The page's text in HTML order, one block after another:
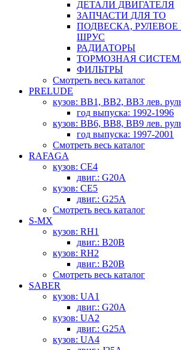
ДЕТАЛИ ДВИГАТЕЛЯ
ЗАПЧАСТИ ДЛЯ ТО
ПОДВЕСКА, РУЛЕВОЕ
ШРУС
РАДИАТОРЫ
ТОРМОЗНАЯ
ФИЛЬТРЫ
Смотреть весь каталог
PRELUDE
кузов: BB1, BB2, BB3 лев.
год выпуска: 1992-1996
кузов: BB6, BB8, BB9 лев.
год выпуска: 1997-2001
Смотреть весь каталог
RAFAGA
кузов: CE4
двиг.: G20A
кузов: CE5
двиг.: G25A
Смотреть весь каталог
S-MX
кузов: RH1
двиг.: B20B
кузов: RH2
двиг.: B20B
Смотреть весь каталог
SABER
кузов: UA1
двиг.: G20A
кузов: UA2
двиг.: G25A
кузов: UA4